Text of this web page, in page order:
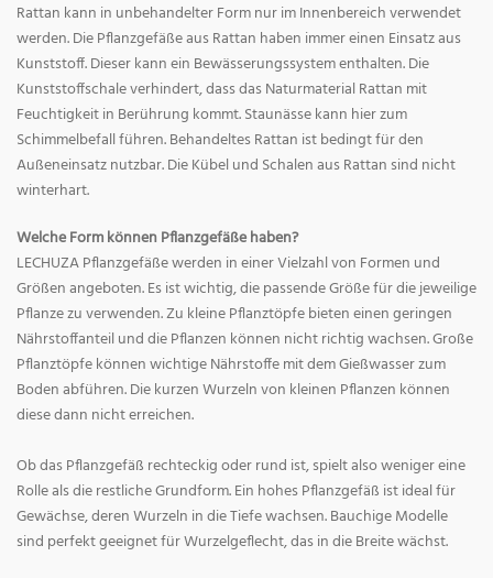
Rattan kann in unbehandelter Form nur im Innenbereich verwendet
werden. Die Pflanzgefäße aus Rattan haben immer einen Einsatz aus
Kunststoff. Dieser kann ein Bewässerungssystem enthalten. Die
Kunststoffschale verhindert, dass das Naturmaterial Rattan mit
Feuchtigkeit in Berührung kommt. Staunässe kann hier zum
Schimmelbefall führen. Behandeltes Rattan ist bedingt für den
Außeneinsatz nutzbar. Die Kübel und Schalen aus Rattan sind nicht
winterhart.
Welche Form können Pflanzgefäße haben?
LECHUZA Pflanzgefäße werden in einer Vielzahl von Formen und
Größen angeboten. Es ist wichtig, die passende Größe für die jeweilige
Pflanze zu verwenden. Zu kleine Pflanztöpfe bieten einen geringen
Nährstoffanteil und die Pflanzen können nicht richtig wachsen. Große
Pflanztöpfe können wichtige Nährstoffe mit dem Gießwasser zum
Boden abführen. Die kurzen Wurzeln von kleinen Pflanzen können
diese dann nicht erreichen.
Ob das Pflanzgefäß rechteckig oder rund ist, spielt also weniger eine
Rolle als die restliche Grundform. Ein hohes Pflanzgefäß ist ideal für
Gewächse, deren Wurzeln in die Tiefe wachsen. Bauchige Modelle
sind perfekt geeignet für Wurzelgeflecht, das in die Breite wächst.